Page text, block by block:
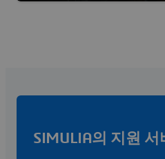
SIMULIA의 지원 서